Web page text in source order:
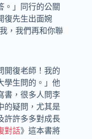
。」同行的公關
復先生出面婉
，我們再和你聯
開復老師！我的
學生問的。」他
書，很多人問李
的疑問，尤其是
許許多多對成長
對話》這本書將